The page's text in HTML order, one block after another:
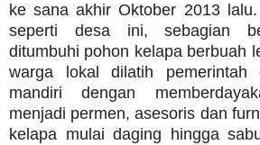
ke sana akhir Oktober 2013
seperti desa ini, sebagian
ditumbuhi pohon kelapa berbuah
warga lokal dilatih pemerintah
mandiri dengan
menjadi permen, asesoris dan
kelapa mulai daging hingga